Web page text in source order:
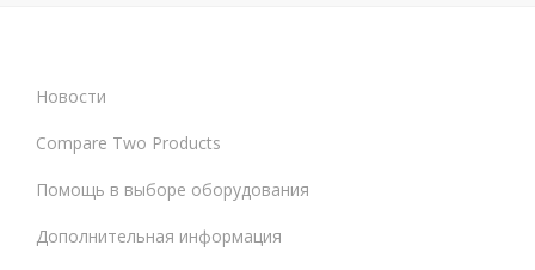
Новости
Compare Two Products
Помощь в выборе оборудования
Дополнительная информация